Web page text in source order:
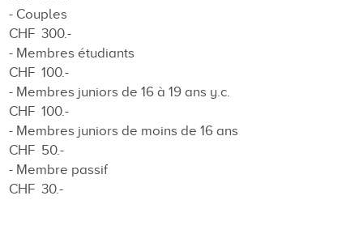
- Couples
CHF 300.-
- Membres étudiants
CHF 100.-
- Membres juniors de 16 à 19 ans y.c.
CHF 100.-
- Membres juniors de moins de 16 ans
CHF 50.-
- Membre passif
CHF 30.-